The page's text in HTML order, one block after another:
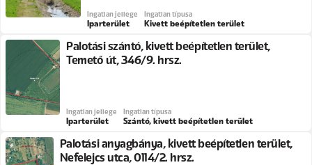
Ingatlan jellege
Iparterület
Ingatlan típusa
Kivett beépítetlen terület
Palotási szántó, kivett beépítetlen terület,
Temető út, 346/9. hrsz.
Ingatlan jellege
Iparterület
Ingatlan típusa
Szántó, kivett beépítetlen terület
Palotási anyagbánya, kivett beépítetlen terület,
Nefelejcs utca, 0114/2. hrsz.